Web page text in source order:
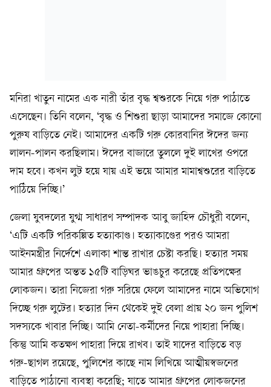
মনিরা খাতুন নামের এক নারী তাঁর বৃদ্ধ শ্বশুরকে নিয়ে গরু পাঠাতে
এসেছেন। তিনি বলেন, ‘বৃদ্ধ ও শিশুরা ছাড়া আমাদের সমাজে কোনো
পুরুষ বাড়িতে নেই। আমাদের একটি গরু কোরবানির ঈদের জন্য
লালন-পালন করছিলাম। ঈদের বাজারে তুললে দুই লাখের ওপরে
দাম হবে। কখন লুট হয়ে যায় এই ভয়ে আমার মামাশ্বশুরের বাড়িতে
পাঠিয়ে দিচ্ছি।’
জেলা যুবদলের যুগ্ম সাধারণ সম্পাদক আবু জাহিদ চৌধুরী বলেন,
‘এটি একটি পরিকল্পিত হত্যাকাণ্ড। হত্যাকাণ্ডের পরও আমরা
আইনমন্ত্রীর নির্দেশে এলাকা শান্ত রাখার চেষ্টা করছি। হত্যার সময়
আমার গ্রুপের অন্তত ১৫টি বাড়িঘর ভাঙচুর করেছে প্রতিপক্ষের
লোকজন। তারা নিজেরা গরু সরিয়ে ফেলে আমাদের নামে অভিযোগ
দিচ্ছে গরু লুটের। হত্যার দিন থেকেই দুই বেলা প্রায় ২০ জন পুলিশ
সদস্যকে খাবার দিচ্ছি। আমি নেতা-কর্মীদের নিয়ে পাহারা দিচ্ছি।
কিন্তু আমি কতক্ষণ পাহারা দিয়ে রাখব। তাই যাদের বাড়িতে বড়
গরু-ছাগল রয়েছে, পুলিশের কাছে নাম লিখিয়ে আত্মীয়স্বজনের
বাড়িতে পাঠানো ব্যবস্থা করেছি; যাতে আমার গ্রুপের লোকজনের